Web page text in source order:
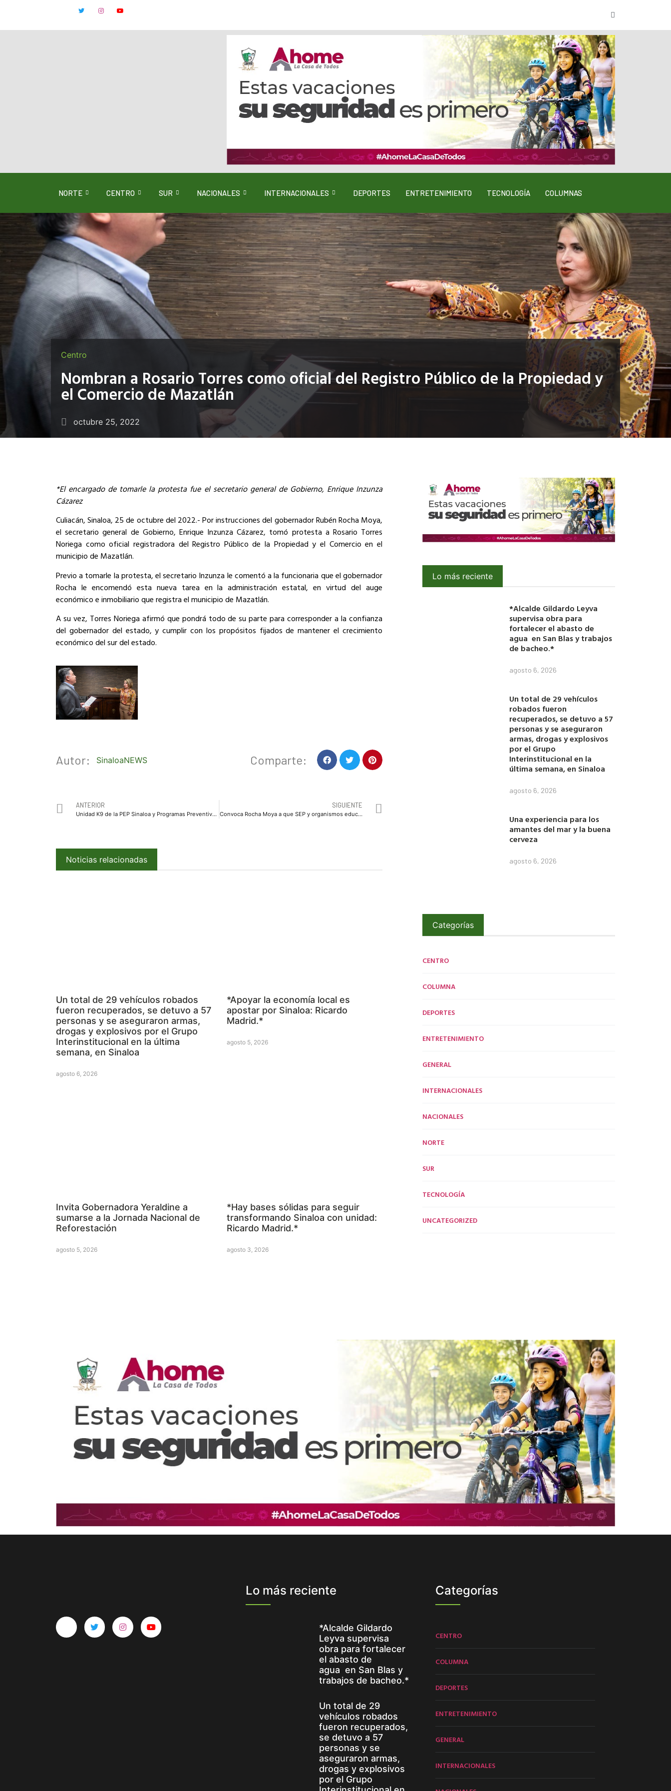
NORTE CENTRO SUR NACIONALES INTERNACIONALES DEPORTES ENTRETENIMIENTO TECNOLOGÍA COLUMNAS
Centro
Nombran a Rosario Torres como oficial del Registro Público de la Propiedad y
el Comercio de Mazatlán
octubre 25, 2022
*El encargado de tomarle la protesta fue el secretario general de Gobierno, Enrique Inzunza
Cázarez
Culiacán, Sinaloa, 25 de octubre del 2022.- Por instrucciones del gobernador Rubén Rocha Moya,
el secretario general de Gobierno, Enrique Inzunza Cázarez, tomó protesta a Rosario Torres
Noriega como oficial registradora del Registro Público de la Propiedad y el Comercio en el
municipio de Mazatlán.
Previo a tomarle la protesta, el secretario Inzunza le comentó a la funcionaria que el gobernador
Rocha le encomendó esta nueva tarea en la administración estatal, en virtud del auge
económico e inmobiliario que registra el municipio de Mazatlán.
A su vez, Torres Noriega afirmó que pondrá todo de su parte para corresponder a la confianza
del gobernador del estado, y cumplir con los propósitos fijados de mantener el crecimiento
económico del sur del estado.
Autor: SinaloaNEWS Comparte:
ANTERIOR
Unidad K9 de la PEP Sinaloa y Programas Preventivos visitan escuela secundaria en la colonia Gabriel Leyva
SIGUIENTE
Convoca Rocha Moya a que SEP y organismos educativos nacionales trabajen de manera conjunta
Noticias relacionadas
Un total de 29 vehículos robados
fueron recuperados, se detuvo a 57
personas y se aseguraron armas,
drogas y explosivos por el Grupo
Interinstitucional en la última
semana, en Sinaloa
agosto 6, 2026
*Apoyar la economía local es
apostar por Sinaloa: Ricardo
Madrid.*
agosto 5, 2026
Invita Gobernadora Yeraldine a
sumarse a la Jornada Nacional de
Reforestación
agosto 5, 2026
*Hay bases sólidas para seguir
transformando Sinaloa con unidad:
Ricardo Madrid.*
agosto 3, 2026
Lo más reciente
*Alcalde Gildardo Leyva
supervisa obra para
fortalecer el abasto de
agua en San Blas y trabajos
de bacheo.*
agosto 6, 2026
Un total de 29 vehículos
robados fueron
recuperados, se detuvo a 57
personas y se aseguraron
armas, drogas y explosivos
por el Grupo
Interinstitucional en la
última semana, en Sinaloa
agosto 6, 2026
Una experiencia para los
amantes del mar y la buena
cerveza
agosto 6, 2026
Categorías
CENTRO
COLUMNA
DEPORTES
ENTRETENIMIENTO
GENERAL
INTERNACIONALES
NACIONALES
NORTE
SUR
TECNOLOGÍA
UNCATEGORIZED
Lo más reciente
*Alcalde Gildardo
Leyva supervisa
obra para fortalecer
el abasto de
agua en San Blas y
trabajos de bacheo.*
Un total de 29
vehículos robados
fueron recuperados,
se detuvo a 57
personas y se
aseguraron armas,
drogas y explosivos
por el Grupo
Categorías
CENTRO
COLUMNA
DEPORTES
ENTRETENIMIENTO
GENERAL
INTERNACIONALES